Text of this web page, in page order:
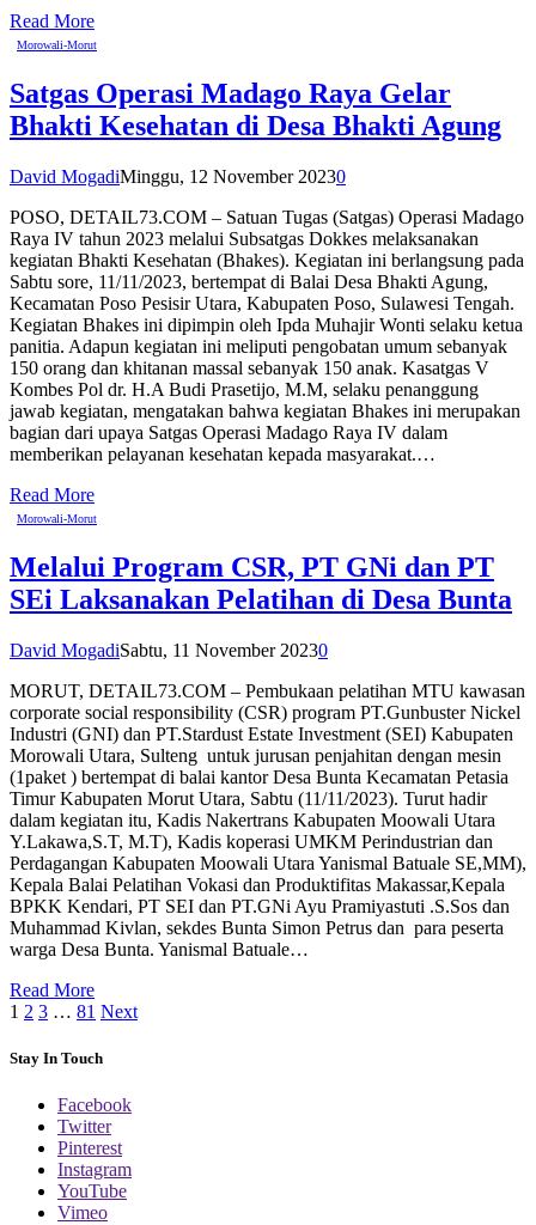
Read More
Morowali-Morut
Satgas Operasi Madago Raya Gelar
Bhakti Kesehatan di Desa Bhakti Agung
David MogadiMinggu, 12 November 20230
POSO, DETAIL73.COM – Satuan Tugas (Satgas) Operasi Madago
Raya IV tahun 2023 melalui Subsatgas Dokkes melaksanakan
kegiatan Bhakti Kesehatan (Bhakes). Kegiatan ini berlangsung pada
Sabtu sore, 11/11/2023, bertempat di Balai Desa Bhakti Agung,
Kecamatan Poso Pesisir Utara, Kabupaten Poso, Sulawesi Tengah.
Kegiatan Bhakes ini dipimpin oleh Ipda Muhajir Wonti selaku ketua
panitia. Adapun kegiatan ini meliputi pengobatan umum sebanyak
150 orang dan khitanan massal sebanyak 150 anak. Kasatgas V
Kombes Pol dr. H.A Budi Prasetijo, M.M, selaku penanggung
jawab kegiatan, mengatakan bahwa kegiatan Bhakes ini merupakan
bagian dari upaya Satgas Operasi Madago Raya IV dalam
memberikan pelayanan kesehatan kepada masyarakat.…
Read More
Morowali-Morut
Melalui Program CSR, PT GNi dan PT
SEi Laksanakan Pelatihan di Desa Bunta
David MogadiSabtu, 11 November 20230
MORUT, DETAIL73.COM – Pembukaan pelatihan MTU kawasan
corporate social responsibility (CSR) program PT.Gunbuster Nickel
Industri (GNI) dan PT.Stardust Estate Investment (SEI) Kabupaten
Morowali Utara, Sulteng untuk jurusan penjahitan dengan mesin
(1paket ) bertempat di balai kantor Desa Bunta Kecamatan Petasia
Timur Kabupaten Morut Utara, Sabtu (11/11/2023). Turut hadir
dalam kegiatan itu, Kadis Nakertrans Kabupaten Moowali Utara
Y.Lakawa,S.T, M.T), Kadis koperasi UMKM Perindustrian dan
Perdagangan Kabupaten Moowali Utara Yanismal Batuale SE,MM),
Kepala Balai Pelatihan Vokasi dan Produktifitas Makassar,Kepala
BPKK Kendari, PT SEI dan PT.GNi Ayu Pramiyastuti .S.Sos dan
Muhammad Kivlan, sekdes Bunta Simon Petrus dan para peserta
warga Desa Bunta. Yanismal Batuale…
Read More
1 2 3 … 81 Next
Stay In Touch
Facebook
Twitter
Pinterest
Instagram
YouTube
Vimeo